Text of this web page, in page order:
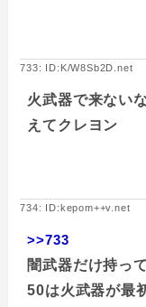
733: ID:K/W8Sb2D.net
火武器で来ない
えてクレヨン
734: ID:kepom++v.net
>>733
闇武器だけ持っ
50は火武器が最